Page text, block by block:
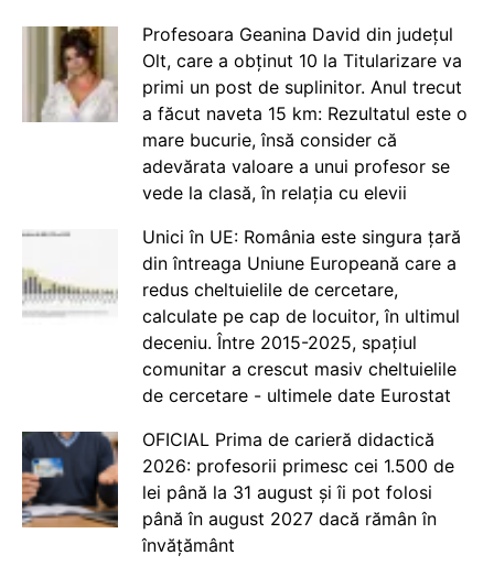
Profesoara Geanina David din județul
Olt, care a obținut 10 la Titularizare va
primi un post de suplinitor. Anul trecut
a făcut naveta 15 km: Rezultatul este o
mare bucurie, însă consider că
adevărata valoare a unui profesor se
vede la clasă, în relația cu elevii
Unici în UE: România este singura țară
din întreaga Uniune Europeană care a
redus cheltuielile de cercetare,
calculate pe cap de locuitor, în ultimul
deceniu. Între 2015-2025, spațiul
comunitar a crescut masiv cheltuielile
de cercetare - ultimele date Eurostat
OFICIAL Prima de carieră didactică
2026: profesorii primesc cei 1.500 de
lei până la 31 august și îi pot folosi
până în august 2027 dacă rămân în
învățământ